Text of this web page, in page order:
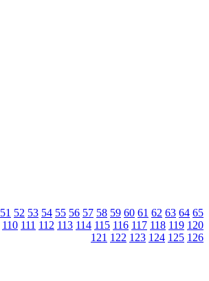
51 52 53 54 55 56 57 58 59 60 61 62 63 64 65
110 111 112 113 114 115 116 117 118 119 120
121 122 123 124 125 126